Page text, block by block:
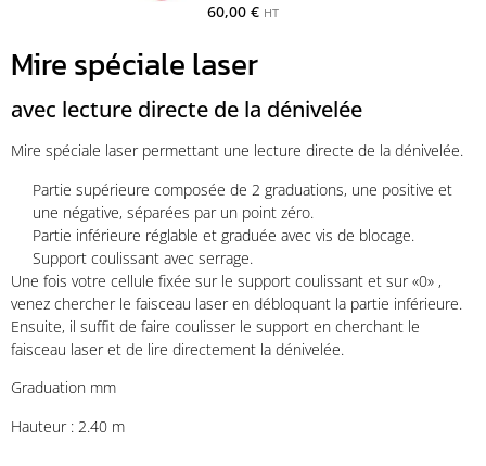
60,00 € HT
Mire spéciale laser
avec lecture directe de la dénivelée
Mire spéciale laser permettant une lecture directe de la dénivelée.
Partie supérieure composée de 2 graduations, une positive et
une négative, séparées par un point zéro.
Partie inférieure réglable et graduée avec vis de blocage.
Support coulissant avec serrage.
Une fois votre cellule fixée sur le support coulissant et sur «0» ,
venez chercher le faisceau laser en débloquant la partie inférieure.
Ensuite, il suffit de faire coulisser le support en cherchant le
faisceau laser et de lire directement la dénivelée.
Graduation mm
Hauteur : 2.40 m